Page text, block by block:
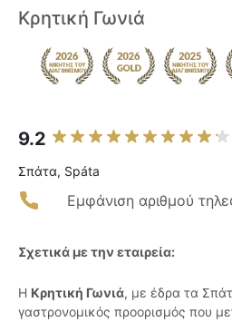
Κρητική Γωνιά
9.2
Σπάτα, Spáta
Εμφάνιση αριθμού
Σχετικά με την εταιρεία:
Η Κρητική Γωνιά, με έδρα τα
γαστρονομικός προορισμός που